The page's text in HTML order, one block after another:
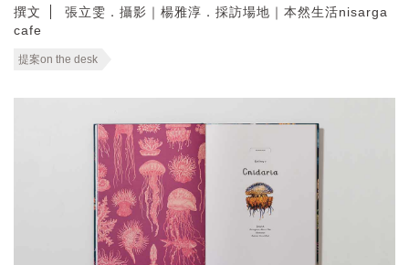
撰文
張立雯．攝影｜楊雅淳．採訪場地｜本然生活nisarga
cafe
提案on the desk